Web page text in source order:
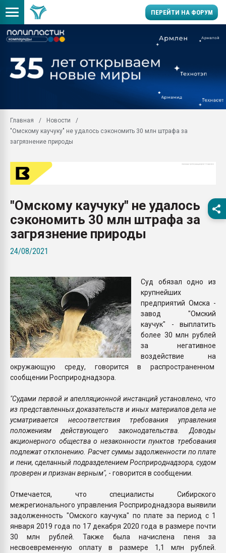
ПЕРЕЙТИ НА ФОРУМ
производство SPC
заводу пластмасс"
28.07.2026
ситуацией на
Главная
Новости
"Омскому каучуку" не удалось сэкономить 30 млн штрафа за
загрязнение природы
"Омскому каучуку" не удалось
сэкономить 30 млн штрафа за
загрязнение природы
24/08/2021
Суд обязал одно из
крупнейших
предприятий Омска -
завод "Омский
каучук" - выплатить
более 30 млн рублей
за негативное
воздействие на
окружающую среду, говорится в распространенном
сообщении Росприроднадзора.
"Судами первой и апелляционной инстанций установлено, что
из представленных доказательств и иных материалов дела не
усматривается несоответствия требования управления
положениям действующего законодательства. Доводы
акционерного общества о незаконности пунктов требования
подлежат отклонению. Расчет суммы задолженности по плате
и пени, сделанный подразделением Росприроднадзора, судом
проверен и признан верным", - говорится в сообщении.
Отмечается, что специалисты Сибирского
межрегионального управления Росприроднадзора выявили
задолженность "Омского каучука" по плате за период с 1
января 2019 года по 17 декабря 2020 года в размере почти
30 млн рублей. Также была начислена пеня за
несвоевременную оплату в размере 1,1 млн рублей.